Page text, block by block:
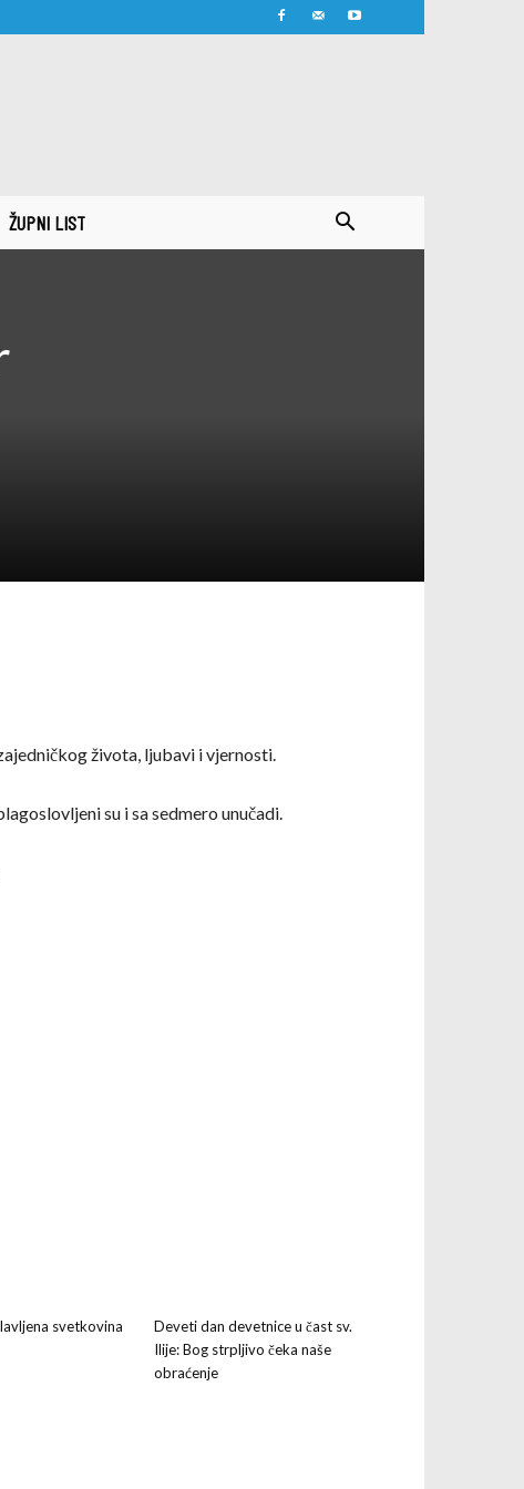
ŽUPNI LIST
života, ljubavi i vjernosti.
su i sa sedmero unučadi.
svetkovina
Deveti dan devetnice u čast sv.
Ilije: Bog strpljivo čeka naše
obraćenje